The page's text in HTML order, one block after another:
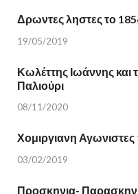
Δρωντες ληστες το
19/05/2019
Κωλέττης Ιωάννης
Παλιούρι
08/11/2020
Χομιργιανη Αγωνιστες
03/02/2019
Προσκηνια-